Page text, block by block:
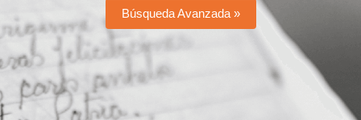
Búsqueda Avanzada »